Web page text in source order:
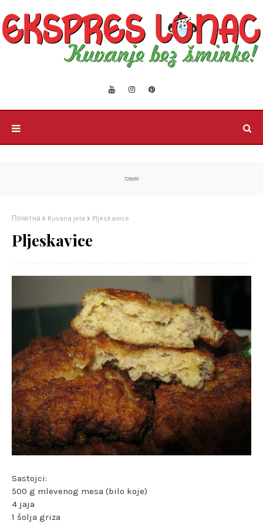
Почетна Kuvana jela Pljeskavice
Pljeskavice
Sastojci:
500 g mlevenog mesa (bilo koje)
4 jaja
1 šolja griza